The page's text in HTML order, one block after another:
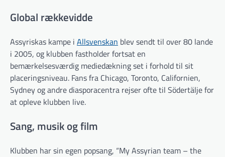
Global rækkevidde
Assyriskas kampe i Allsvenskan blev sendt til over 80 lande
i 2005, og klubben fastholder fortsat en
bemærkelsesværdig mediedækning set i forhold til sit
placeringsniveau. Fans fra Chicago, Toronto, Californien,
Sydney og andre diasporacentra rejser ofte til Södertälje for
at opleve klubben live.
Sang, musik og film
Klubben har sin egen popsang, “My Assyrian team – the